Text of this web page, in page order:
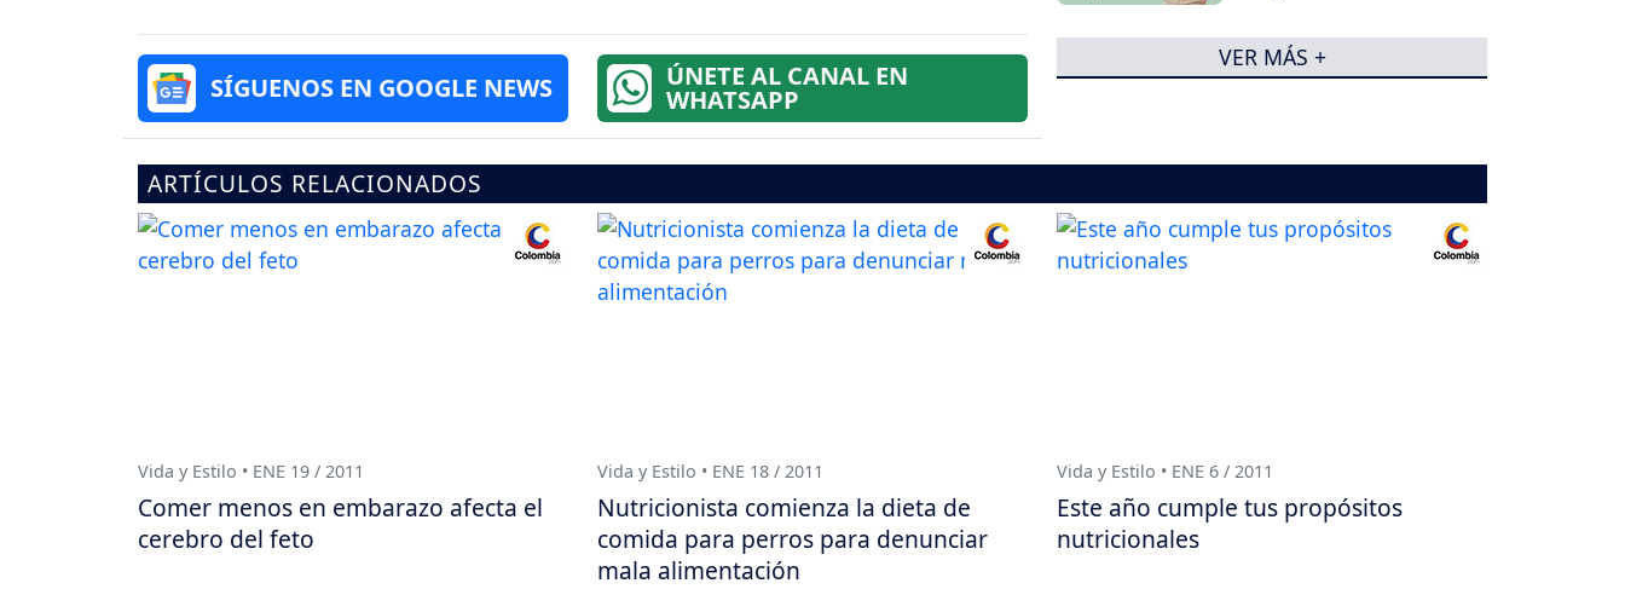
SÍGUENOS EN GOOGLE NEWS ÚNETE AL CANAL EN
WHATSAPP
VER MÁS +
ARTÍCULOS RELACIONADOS
Vida y Estilo • ENE 19 / 2011
Comer menos en embarazo afecta el
cerebro del feto
Vida y Estilo • ENE 18 / 2011
Nutricionista comienza la dieta de
comida para perros para denunciar
mala alimentación
Vida y Estilo • ENE 6 / 2011
Este año cumple tus propósitos
nutricionales